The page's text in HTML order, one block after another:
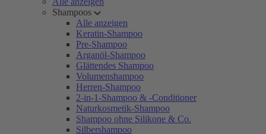
Shampoos
Alle anzeigen
Keratin-Shampoo
Pre-Shampoo
Arganöl-Shampoo
Glättendes Shampoo
Volumenshampoo
Herren-Shampoo
2-in-1-Shampoo & -Conditioner
Naturkosmetik-Shampoo
Shampoo ohne Silikone & Co.
Silbershampoo